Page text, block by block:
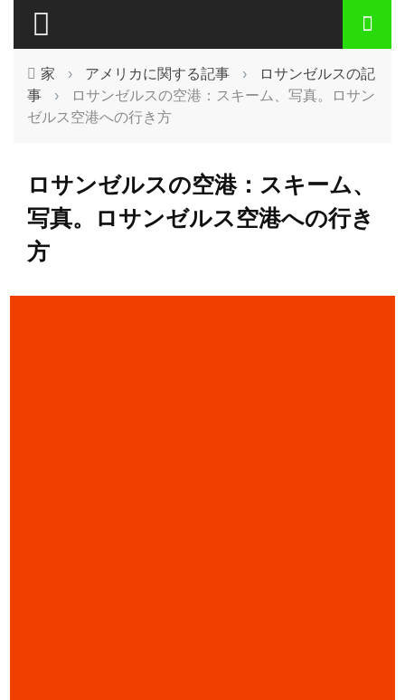
家 › アメリカに関する記事 ›
ロサンゼルスの記
事
›
ロサンゼルスの空港：スキーム、写真。ロサン
ゼルス空港への行き方
ロサンゼルスの空港：スキーム、
写真。ロサンゼルス空港への行き
方